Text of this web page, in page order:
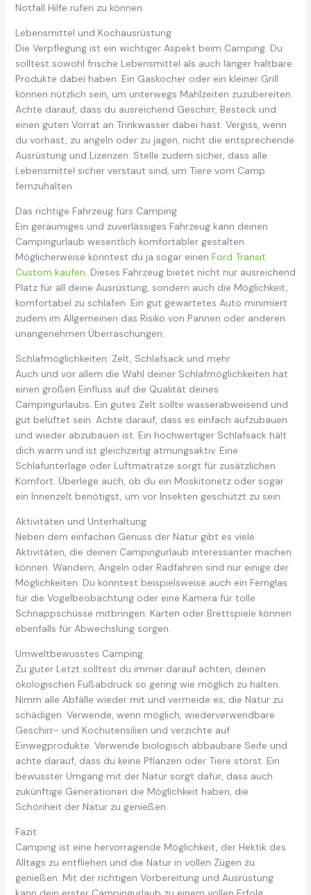
Notfall Hilfe rufen zu können.
Lebensmittel und Kochausrüstung
Die Verpflegung ist ein wichtiger Aspekt beim Camping. Du
solltest sowohl frische Lebensmittel als auch länger haltbare
Produkte dabei haben. Ein Gaskocher oder ein kleiner Grill
können nützlich sein, um unterwegs Mahlzeiten zuzubereiten.
Achte darauf, dass du ausreichend Geschirr, Besteck und
einen guten Vorrat an Trinkwasser dabei hast. Vergiss, wenn
du vorhast, zu angeln oder zu jagen, nicht die entsprechende
Ausrüstung und Lizenzen. Stelle zudem sicher, dass alle
Lebensmittel sicher verstaut sind, um Tiere vom Camp
fernzuhalten.
Das richtige Fahrzeug fürs Camping
Ein geräumiges und zuverlässiges Fahrzeug kann deinen
Campingurlaub wesentlich komfortabler gestalten.
Möglicherweise könntest du ja sogar einen Ford Transit
Custom kaufen. Dieses Fahrzeug bietet nicht nur ausreichend
Platz für all deine Ausrüstung, sondern auch die Möglichkeit,
komfortabel zu schlafen. Ein gut gewartetes Auto minimiert
zudem im Allgemeinen das Risiko von Pannen oder anderen
unangenehmen Überraschungen.
Schlafmöglichkeiten: Zelt, Schlafsack und mehr
Auch und vor allem die Wahl deiner Schlafmöglichkeiten hat
einen großen Einfluss auf die Qualität deines
Campingurlaubs. Ein gutes Zelt sollte wasserabweisend und
gut belüftet sein. Achte darauf, dass es einfach aufzubauen
und wieder abzubauen ist. Ein hochwertiger Schlafsack hält
dich warm und ist gleichzeitig atmungsaktiv. Eine
Schlafunterlage oder Luftmatratze sorgt für zusätzlichen
Komfort. Überlege auch, ob du ein Moskitonetz oder sogar
ein Innenzelt benötigst, um vor Insekten geschützt zu sein.
Aktivitäten und Unterhaltung
Neben dem einfachen Genuss der Natur gibt es viele
Aktivitäten, die deinen Campingurlaub interessanter machen
können. Wandern, Angeln oder Radfahren sind nur einige der
Möglichkeiten. Du könntest beispielsweise auch ein Fernglas
für die Vogelbeobachtung oder eine Kamera für tolle
Schnappschüsse mitbringen. Karten oder Brettspiele können
ebenfalls für Abwechslung sorgen.
Umweltbewusstes Camping
Zu guter Letzt solltest du immer darauf achten, deinen
ökologischen Fußabdruck so gering wie möglich zu halten.
Nimm alle Abfälle wieder mit und vermeide es, die Natur zu
schädigen. Verwende, wenn möglich, wiederverwendbare
Geschirr- und Kochutensilien und verzichte auf
Einwegprodukte. Verwende biologisch abbaubare Seife und
achte darauf, dass du keine Pflanzen oder Tiere störst. Ein
bewusster Umgang mit der Natur sorgt dafür, dass auch
zukünftige Generationen die Möglichkeit haben, die
Schönheit der Natur zu genießen.
Fazit
Camping ist eine hervorragende Möglichkeit, der Hektik des
Alltags zu entfliehen und die Natur in vollen Zügen zu
genießen. Mit der richtigen Vorbereitung und Ausrüstung